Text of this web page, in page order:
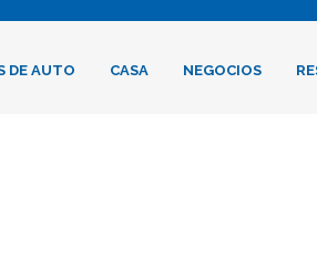
DE AUTO CASA NEGOCIOS